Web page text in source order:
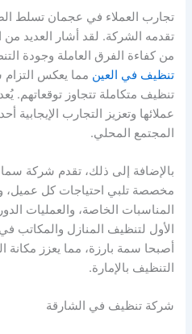
تجارب العملاء في عجمان تسلط
تقدمه الشركة. لقد أشار العديد من
من كفاءة الفرق العاملة وجودة
تنظيف في العين مما يعكس التزام
تنظيف متكاملة تتجاوز توقعاتهم.
عملائها وتعزيز التجارب الإيجابية
المجتمع المحلي.
بالإضافة إلى ذلك، تقدم شركة
مخصصة تلبي احتياجات كل عميل،
المناسبات الخاصة، والعمليات
الأول لتنظيف المنازل والمكاتب
أصبحا سمة بارزة، مما يعزز
التنظيف بالإمارة.
شركة تنظيف في الشارقة